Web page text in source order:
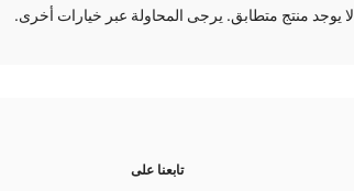
لا يوجد منتج متطابق. يرجى المحاولة عبر خيارات أخرى.
تابعنا على